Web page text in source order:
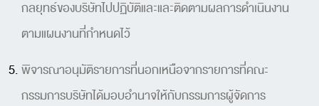
กลยุทธ์ของบริษัทไปปฏิบัติและและติดตามผลการดำเนินงาน
ตามแผนงานที่กำหนดไว้
พิจารณาอนุมัติรายการที่นอกเหนือจากรายการที่คณะ
กรรมการบริษัทได้มอบอำนาจให้กับกรรมการผู้จัดการ